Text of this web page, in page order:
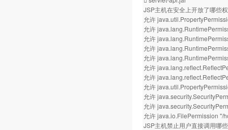
JSP主机在安全上开放了哪些
允许
允许
允许
允许
允许
允许
允许
允许
允许
允许
允许 java.io.FilePermission "/
JSP主机禁止用户直接调用哪